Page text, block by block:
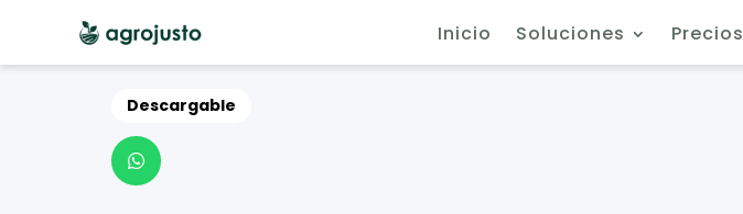
Inicio Soluciones Precios
Descargable
